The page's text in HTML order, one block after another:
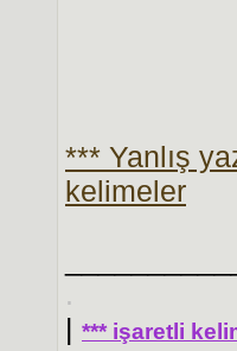
*** Yanlış
kelimeler
.
| *** işaretli